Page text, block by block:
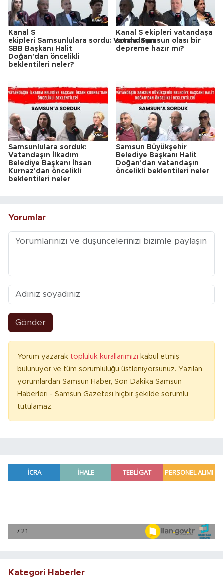
Kanal S
ekipleri Samsunlulara sordu: Vatandaşın
SBB Başkanı Halit
Doğan'dan öncelikli
beklentileri neler?
Kanal S ekipleri vatandaşa
sordu: Samsun olası bir
depreme hazır mı?
Samsunlulara sorduk:
Vatandaşın İlkadım
Belediye Başkanı İhsan
Kurnaz'dan öncelikli
beklentileri neler
Samsun Büyükşehir
Belediye Başkanı Halit
Doğan'dan vatandaşın
öncelikli beklentileri neler
Yorumlar
Gönder
Yorum yazarak topluluk kurallarımızı kabul etmiş
bulunuyor ve tüm sorumluluğu üstleniyorsunuz. Yazılan
yorumlardan Samsun Haber, Son Dakika Samsun
Haberleri - Samsun Gazetesi hiçbir şekilde sorumlu
tutulamaz.
Kategori Haberler